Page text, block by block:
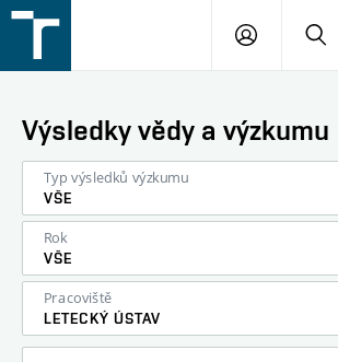
v
PŘIHLÁŠENÍ
Výsledky vědy a výzkumu
Typ výsledků výzkumu
VŠE
Rok
VŠE
Pracoviště
LETECKÝ ÚSTAV